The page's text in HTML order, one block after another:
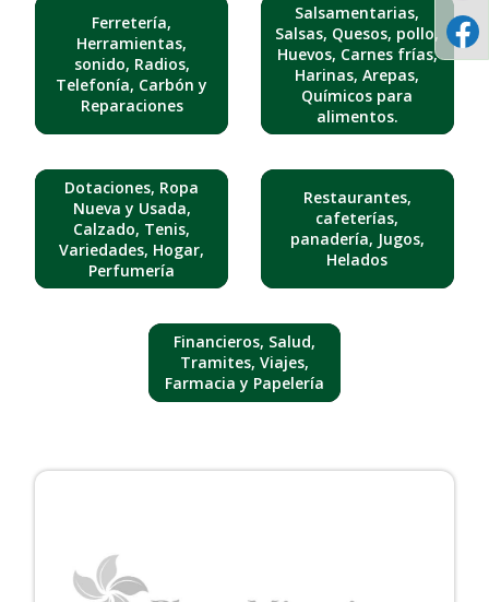
Ferretería,
Herramientas,
sonido, Radios,
Telefonía, Carbón y
Reparaciones
Salsamentarias,
Salsas, Quesos, pollo,
Huevos, Carnes frías,
Harinas, Arepas,
Químicos para
alimentos.
Dotaciones, Ropa
Nueva y Usada,
Calzado, Tenis,
Variedades, Hogar,
Perfumería
Restaurantes,
cafeterías,
panadería, Jugos,
Helados
Financieros, Salud,
Tramites, Viajes,
Farmacia y Papelería